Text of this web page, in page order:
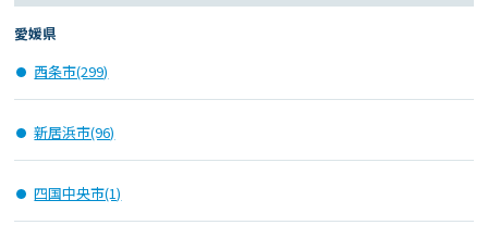
愛媛県
西条市(299)
新居浜市(96)
四国中央市(1)